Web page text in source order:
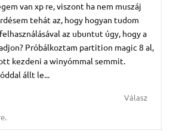
van xp re, viszont ha nem muszáj
tehát az, hogy hogyan tudom
az ubuntut úgy, hogy a
Próbálkoztam partition magic 8 al,
kezdeni a winyómmal semmit.
állt le...
Válasz